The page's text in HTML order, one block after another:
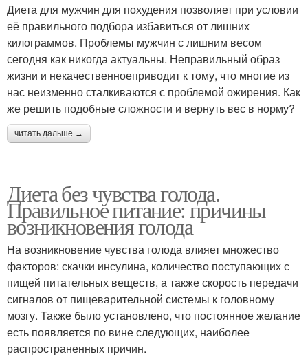
Диета для мужчин для похудения позволяет при условии
её правильного подбора избавиться от лишних
килограммов. Проблемы мужчин с лишним весом
сегодня как никогда актуальны. Неправильный образ
жизни и некачественноеприводит к тому, что многие из
нас неизменно сталкиваются с проблемой ожирения. Как
же решить подобные сложности и вернуть вес в норму?
читать дальше →
Диета без чувства голода.
Правильное питание: причины
возникновения голода
На возникновение чувства голода влияет множество
факторов: скачки инсулина, количество поступающих с
пищей питательных веществ, а также скорость передачи
сигналов от пищеварительной системы к головному
мозгу. Также было установлено, что постоянное желание
есть появляется по вине следующих, наиболее
распространенных причин.